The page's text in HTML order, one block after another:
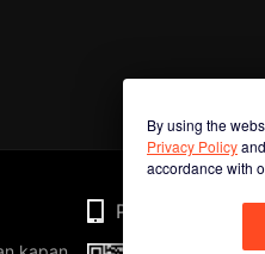
By using the
Privacy Policy
accordance with
Phone